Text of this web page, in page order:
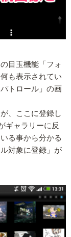
目玉機能「フォ
も表示されてい
トロール」の画
、ここに登録し
ギャラリーに反
る事から分かる
対象に登録」が